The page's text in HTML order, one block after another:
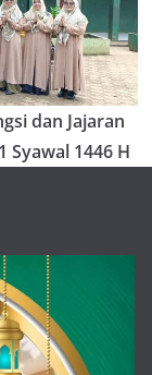
dan Jajaran
Syawal 1446 H